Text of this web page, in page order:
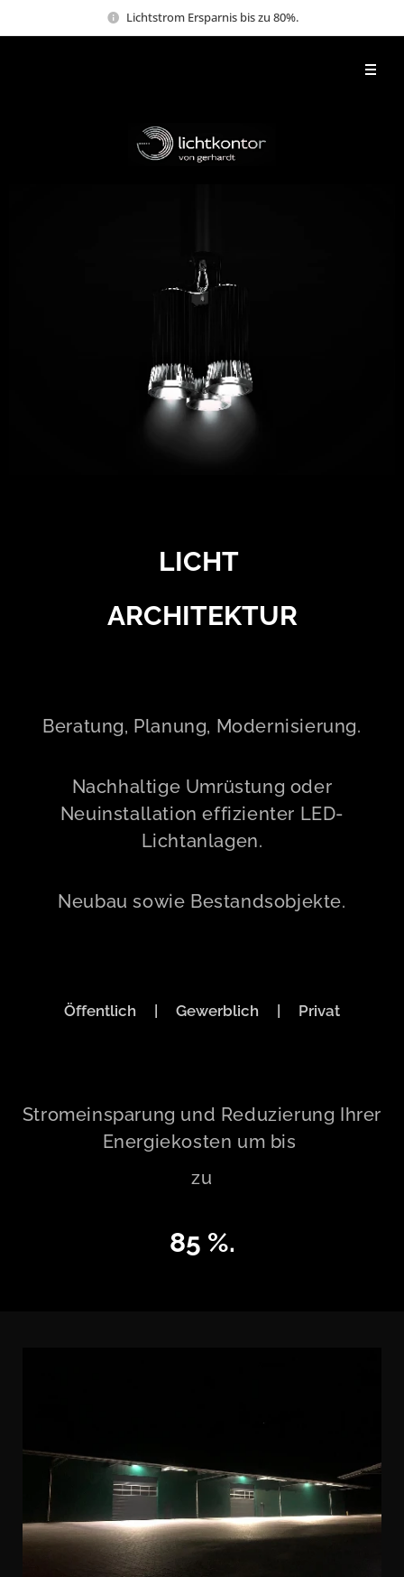
Lichtstrom Ersparnis bis zu 80%.
LICHT
ARCHITEKTUR
Beratung, Planung, Modernisierung.
Nachhaltige Umrüstung oder
Neuinstallation effizienter LED-
Lichtanlagen.
Neubau sowie Bestandsobjekte.
Öffentlich | Gewerblich | Privat
Stromeinsparung und Reduzierung Ihrer
Energiekosten um bis
zu
85 %.